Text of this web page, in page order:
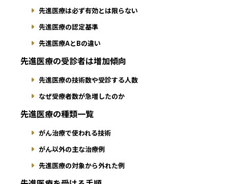
先進医療は必ず有効とは限らない
先進医療の認定基準
先進医療AとBの違い
先進医療の受診者は増加傾向
先進医療の技術数や受診する人数
なぜ受療者数が急増したのか
先進医療の種類一覧
がん治療で使われる技術
がん以外の主な治療例
先進医療の対象から外れた例